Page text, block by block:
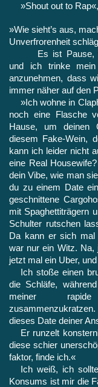
»Shout out to
»Wie sieht’s aus,
Unverfroren­heit
Es ist Pause,
und ich trinke
anzunehmen, dass
immer näher auf den
»Ich wohne in
noch eine Flasche
Hause, um deinen
diesem Fake-Wein,
kann ich leider nicht
eine Real
dein Vibe, wie man
du zu einem Date
geschnittene
mit Spaghettiträgern
Schulter rutschen
Da kann er sich mal
war nur ein Witz. Na,
jetzt mal ein Uber,
Ich stoße einen
die Schläfe,
mei­ner rapide
dieses Date deiner
Er runzelt
diese schier
faktor, finde ich.«
Ich weiß, ich
Konsums ist mir die